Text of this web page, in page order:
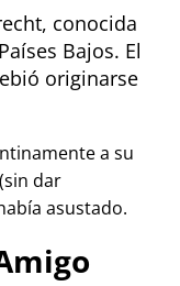
conocida
Bajos. El
originarse
a su
(sin dar
asustado.